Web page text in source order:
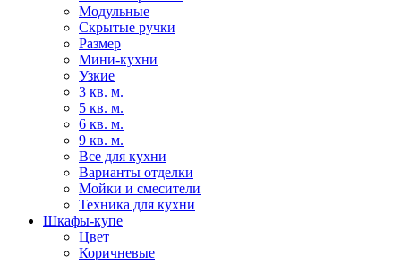
Модульные
Скрытые ручки
Размер
Мини-кухни
Узкие
3 кв. м.
5 кв. м.
6 кв. м.
9 кв. м.
Все для кухни
Варианты отделки
Мойки и смесители
Техника для кухни
Шкафы-купе
Цвет
Коричневые